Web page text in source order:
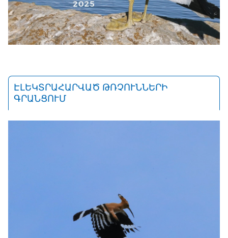
ԷԼԵԿՏՐԱՀԱՐՎԱԾ ԹՌՉՈՒՆՆԵՐԻ
ԳՐԱՆՑՈՒՄ